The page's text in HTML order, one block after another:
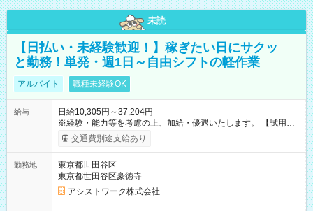
未読
【日払い・未経験歓迎！】稼ぎたい日にサクッ
と勤務！単発・週1日～自由シフトの軽作業
アルバイト 職種未経験OK
給与
日給10,305円～37,204円
※経験・能力等を考慮の上、加給・優遇いたします。 【試用期
間】試用期間なし
交通費別途支給あり
勤務地
東京都世田谷区
東京都世田谷区豪徳寺
アシストワーク株式会社